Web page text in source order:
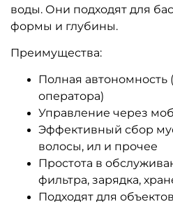
воды. Они подходят для
формы и глубины.
Преимущества:
Полная автономность
оператора)
Управление через
Эффективный сбор
волосы, ил и прочее
Простота в
фильтра, зарядка,
Подходят для